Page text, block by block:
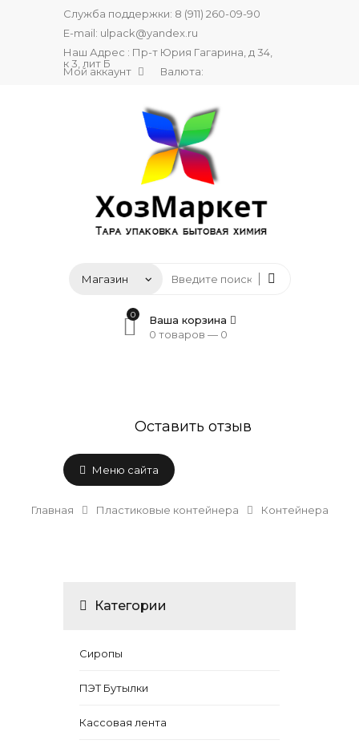
Служба поддержки: 8 (911) 260-09-90
E-mail: ulpack@yandex.ru
Наш Адрес : Пр-т Юрия Гагарина, д 34,
к 3, лит Б
Мой аккаунт Валюта:
0
Ваша корзина
0 товаров — 0
Оставить отзыв
Меню сайта
Главная Пластиковые контейнера Контейнера
Категории
Сиропы
ПЭТ Бутылки
Кассовая лента